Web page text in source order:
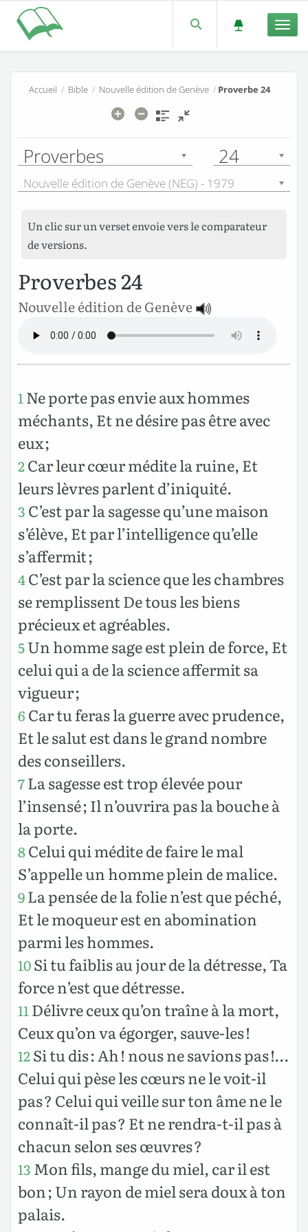
Accueil / Bible/ Nouvelle édition de Genève/ Proverbe 24
Proverbes 24
Nouvelle édition de Genève (NEG) - 1979
Un clic sur un verset envoie vers le comparateur
de versions.
Proverbes 24
Nouvelle édition de Genève
1 Ne porte pas envie aux hommes
méchants, Et ne désire pas être avec
eux ;
2Car leur cœur médite la ruine, Et
leurs lèvres parlent d’iniquité.
3 C’est par la sagesse qu’une maison
s’élève, Et par l’intelligence qu’elle
s’affermit ;
4C’est par la science que les chambres
se remplissent De tous les biens
précieux et agréables.
5Un homme sage est plein de force, Et
celui qui a de la science affermit sa
vigueur ;
6 Car tu feras la guerre avec prudence,
Et le salut est dans le grand nombre
des conseillers.
7La sagesse est trop élevée pour
l’insensé ; Il n’ouvrira pas la bouche à
la porte.
8Celui qui médite de faire le mal
S’appelle un homme plein de malice.
9La pensée de la folie n’est que péché,
Et le moqueur est en abomination
parmi les hommes.
10Si tu faiblis au jour de la détresse, Ta
force n’est que détresse.
11 Délivre ceux qu’on traîne à la mort,
Ceux qu’on va égorger, sauve-les !
12Si tu dis : Ah ! nous ne savions pas !…
Celui qui pèse les cœurs ne le voit-il
pas ? Celui qui veille sur ton âme ne le
connaît-il pas ? Et ne rendra-t-il pas à
chacun selon ses œuvres ?
13 Mon fils, mange du miel, car il est
bon ; Un rayon de miel sera doux à ton
palais.